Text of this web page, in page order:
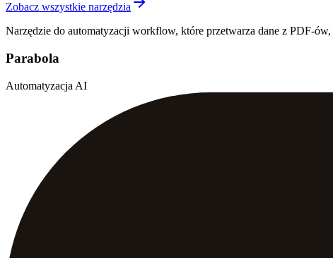
Zobacz wszystkie narzędzia
Narzędzie do automatyzacji workflow, które przetwarza dane z PDF-
Parabola
Automatyzacja AI